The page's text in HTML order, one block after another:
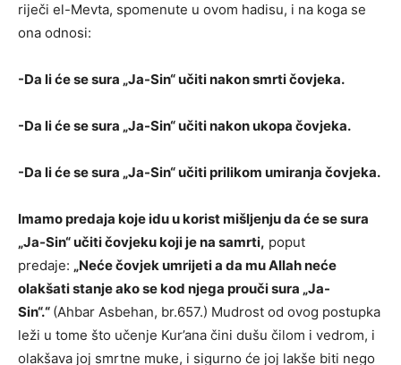
riječi el-Mevta, spomenute u ovom hadisu, i na koga se
ona odnosi:
-Da li će se sura „Ja-Sin“ učiti nakon smrti čovjeka.
-Da li će se sura „Ja-Sin“ učiti nakon ukopa čovjeka.
-Da li će se sura „Ja-Sin“ učiti prilikom umiranja čovjeka.
Imamo predaja koje idu u korist mišljenju da će se sura
„Ja-Sin“ učiti čovjeku koji je na samrti, poput
predaje: „Neće čovjek umrijeti a da mu Allah neće
olakšati stanje ako se kod njega prouči sura „Ja-
Sin“.“ (Ahbar Asbehan, br.657.) Mudrost od ovog postupka
leži u tome što učenje Kur’ana čini dušu čilom i vedrom, i
olakšava joj smrtne muke, i sigurno će joj lakše biti nego